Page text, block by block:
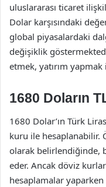
uluslararası ticaret
Dolar karşısındaki
global piyasalardaki
değişiklik
etmek, yatırım
1680 Doların
1680 Dolar’ın Türk
kuru ile hesaplanabilir.
olarak belirlendiğinde,
eder. Ancak döviz
hesaplamalar